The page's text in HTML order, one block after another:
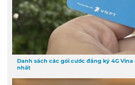
Danh sách các gói cước đăng ký 4G
nhất